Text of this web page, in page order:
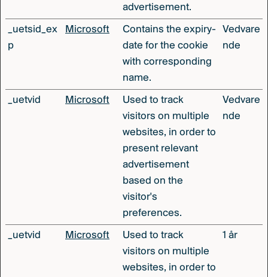
advertisement.
_uetsid_ex
p
Microsoft
Contains the expiry-
date for the cookie
with corresponding
name.
Vedvare
nde
_uetvid Microsoft
Used to track
visitors on multiple
websites, in order to
present relevant
advertisement
based on the
visitor's
preferences.
Vedvare
nde
_uetvid Microsoft
Used to track
visitors on multiple
websites, in order to
1 år